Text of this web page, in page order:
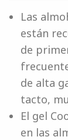
Las
están
de
de alta
tacto,
El gel
en las